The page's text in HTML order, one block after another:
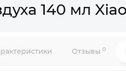
140 мл
Отзывы 0